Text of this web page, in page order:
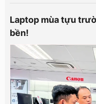
Laptop mùa tựu
bền!